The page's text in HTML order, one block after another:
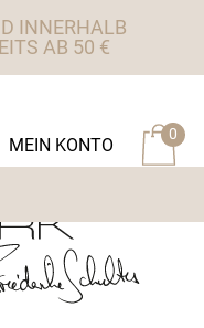
INNERHALB
AB 50 €
0
MEIN KONTO